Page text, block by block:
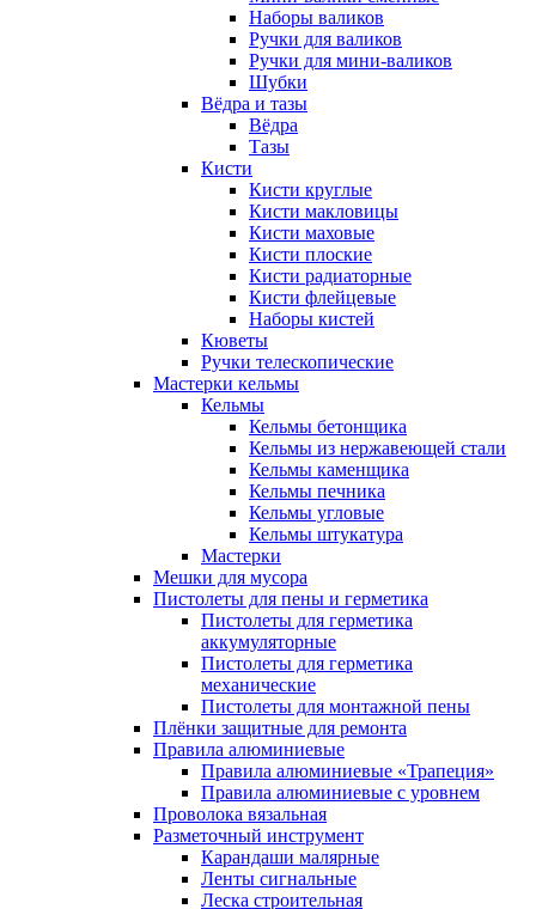
Наборы валиков
Ручки для валиков
Ручки для мини-валиков
Шубки
Вёдра и тазы
Вёдра
Тазы
Кисти
Кисти круглые
Кисти макловицы
Кисти маховые
Кисти плоские
Кисти радиаторные
Кисти флейцевые
Наборы кистей
Кюветы
Ручки телескопические
Мастерки кельмы
Кельмы
Кельмы бетонщика
Кельмы из нержавеющей стали
Кельмы каменщика
Кельмы печника
Кельмы угловые
Кельмы штукатура
Мастерки
Мешки для мусора
Пистолеты для пены и герметика
Пистолеты для герметика
аккумуляторные
Пистолеты для герметика
механические
Пистолеты для монтажной пены
Плёнки защитные для ремонта
Правила алюминиевые
Правила алюминиевые «Трапеция»
Правила алюминиевые с уровнем
Проволока вязальная
Разметочный инструмент
Карандаши малярные
Ленты сигнальные
Леска строительная